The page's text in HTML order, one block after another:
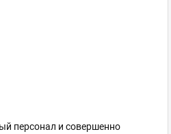
персонал и совершенно